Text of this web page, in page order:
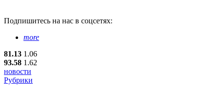
Подпишитесь на нас в соцсетях:
more
81.13 1.06
93.58 1.62
новости
Рубрики